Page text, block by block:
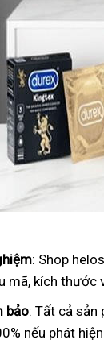
: Shop
mã, kích thước
bảo: Tất cả sản
nếu phát